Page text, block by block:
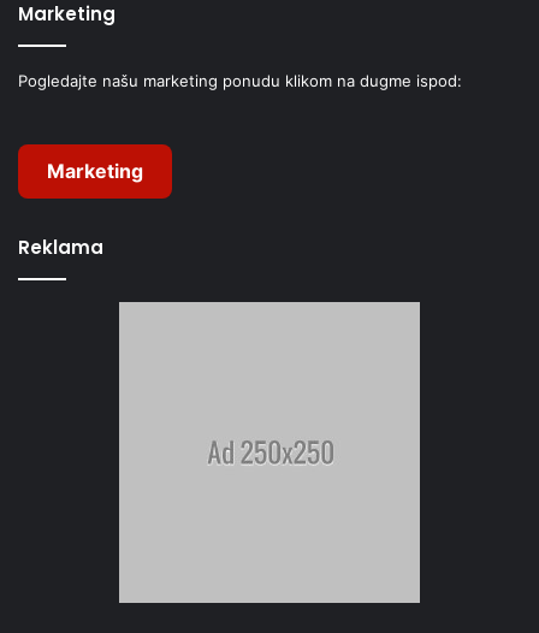
Marketing
Pogledajte našu marketing ponudu klikom na dugme ispod:
Marketing
Reklama